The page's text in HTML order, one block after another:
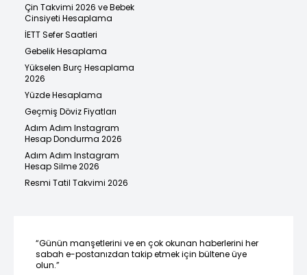
Çin Takvimi 2026 ve Bebek
Cinsiyeti Hesaplama
İETT Sefer Saatleri
Gebelik Hesaplama
Yükselen Burç Hesaplama
2026
Yüzde Hesaplama
Geçmiş Döviz Fiyatları
Adım Adım Instagram
Hesap Dondurma 2026
Adım Adım Instagram
Hesap Silme 2026
Resmi Tatil Takvimi 2026
“Günün manşetlerini ve en çok okunan haberlerini her
sabah e-postanızdan takip etmek için bültene üye
olun.”